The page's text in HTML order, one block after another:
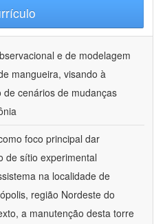
e de modelagem
mangueira, visando à
cenários de mudanças
foco principal dar
de sítio experimental
na localidade de
região Nordeste do
a manutenção desta torre